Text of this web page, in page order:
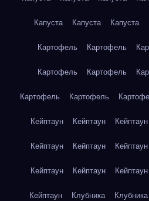
Капуста Капуста Капуста
Картофель Картофель
Картофель Картофель
Картофель Картофель
Кейптаун Кейптаун Кейптаун
Кейптаун Кейптаун Кейптаун
Кейптаун Кейптаун Кейптаун
Кейптаун Клубника Клубника